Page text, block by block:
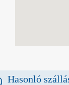
Hasonló